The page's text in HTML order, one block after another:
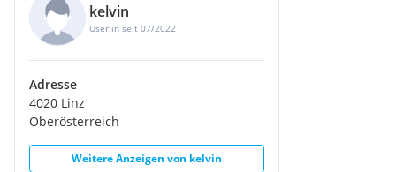
kelvin
User:in seit 07/2022
Adresse
4020 Linz
Oberösterreich
Weitere Anzeigen von kelvin